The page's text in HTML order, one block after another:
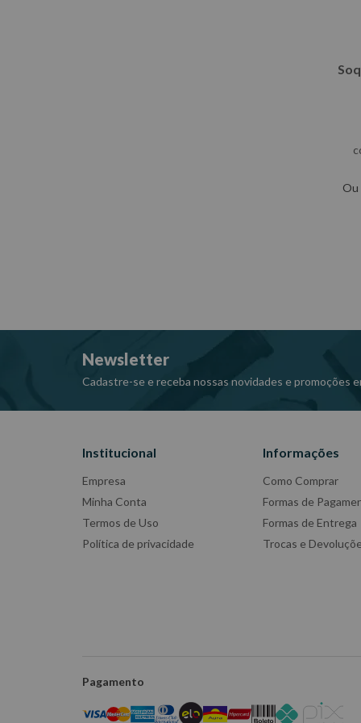
Newsletter
Cadastre-se e receba nossas novidades e promoções
Institucional
Empresa
Minha Conta
Termos de Uso
Política de privacidade
Informações
Como Comprar
Formas de
Formas de Entrega
Trocas e
Pagamento